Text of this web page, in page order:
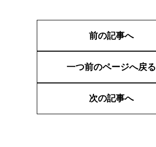
前の記事へ
一つ前のページへ戻る
次の記事へ